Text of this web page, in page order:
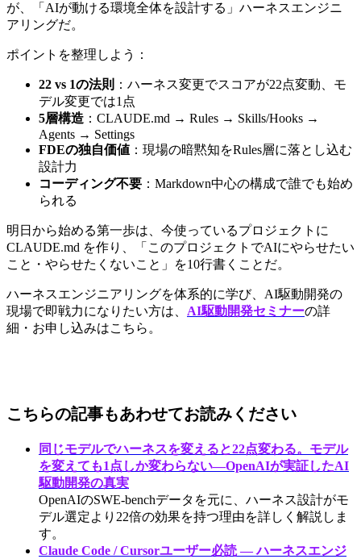
が、「AIが動ける環境全体を設計する」ハーネスエンジニ
アリングだ。
ポイントを整理しよう：
22 vs 1の法則 ：ハーネス変更でスコアが22点変動、モ
デル変更では1点
5層構造 ：CLAUDE.md → Rules → Skills/Hooks →
Agents → Settings
FDEの独自価値 ：現場の暗黙知をRules層に落とし込む
設計力
コーディング不要 ：Markdown中心の構成で誰でも始め
られる
明日から始める第一歩は、今使っているプロジェクトに
CLAUDE.md を作り、「このプロジェクトでAIにやらせたい
こと・やらせたくないこと」を10行書くことだ。
ハーネスエンジニアリングを体系的に学び、AI駆動開発の
現場で即戦力になりたい方は、 AI駆動開発セミナーの詳
細・お申し込みはこちら。
こちらの記事もあわせてお読みください
同じモデルでハーネスを変えると22点変わる。モデル
を変えても1点しか変わらない―OpenAIが実証したAI
駆動開発の真実
OpenAIのSWE-benchデータを元に、ハーネス設計がモ
デル選定より22倍の効果を持つ理由を詳しく解説しま
す。
Claude Code / Cursorユーザー必読 — ハーネスエンジ